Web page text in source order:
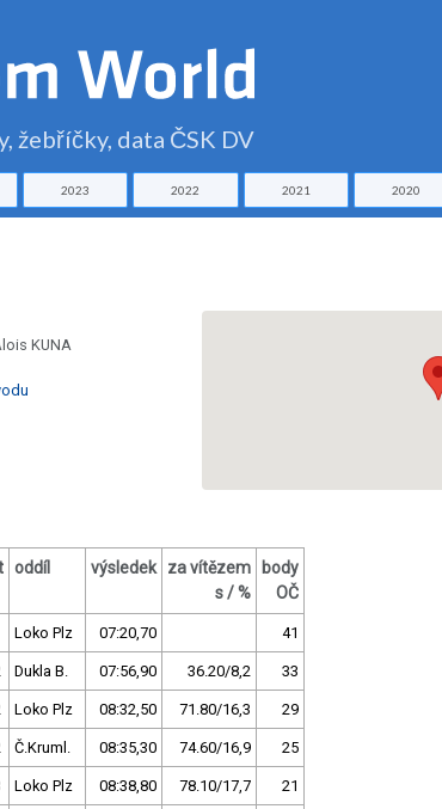
žebříčky, data ČSK DV
2023 2022 2021 2020
KUNA
oddíl výsledek
za vítězem
s / %
body
OČ
Loko Plz 07:20,70 41
Dukla B. 07:56,90 36.20/8,2 33
Loko Plz 08:32,50 71.80/16,3 29
Č.Kruml. 08:35,30 74.60/16,9 25
Loko Plz 08:38,80 78.10/17,7 21